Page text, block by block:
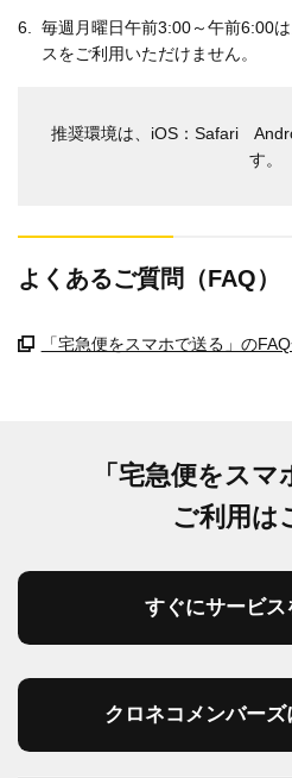
6
毎週月曜日午前3:00～午前6:00
スをご利用いただけません。
推奨環境は、iOS：Safari
す。
よくあるご質問（FAQ）
「宅急便をスマホで送る」の
「宅急便をス
ご利用は
すぐにサービス
クロネコメンバー